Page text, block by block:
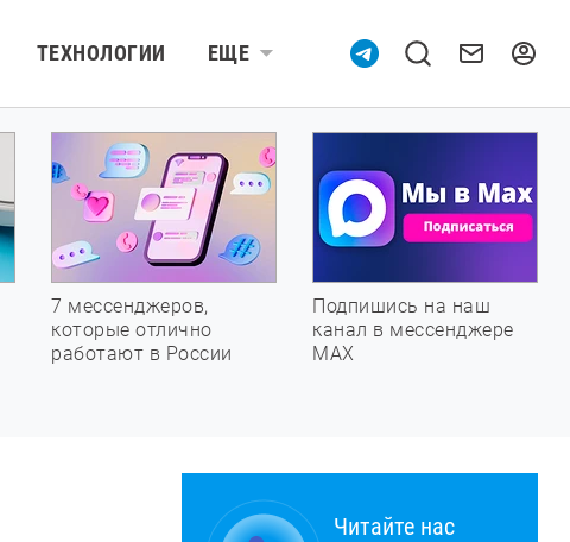
ТЕХНОЛОГИИ ЕЩЕ
7 мессенджеров,
которые отлично
работают в России
Подпишись на наш
канал в мессенджере
МАХ
Читайте нас